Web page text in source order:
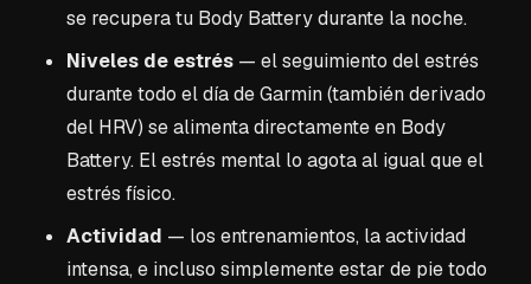
se recupera tu Body Battery durante la noche.
Niveles de estrés — el seguimiento del estrés
durante todo el día de Garmin (también derivado
del HRV) se alimenta directamente en Body
Battery. El estrés mental lo agota al igual que el
estrés físico.
Actividad — los entrenamientos, la actividad
intensa, e incluso simplemente estar de pie todo